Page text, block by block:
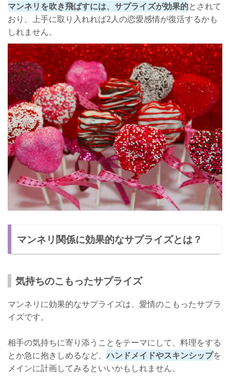
マンネリを吹き飛ばすには、サプライズが効果的とされて
おり、上手に取り入れれば2人の恋愛感情が復活するかも
しれません。
マンネリ関係に効果的なサプライズとは？
気持ちのこもったサプライズ
マンネリに効果的なサプライズは、愛情のこもったサプラ
イズです。
相手の気持ちに寄り添うことをテーマにして、料理をする
とか急に抱きしめるなど、ハンドメイドやスキンシップを
メインに計画してみるといいかもしれません。